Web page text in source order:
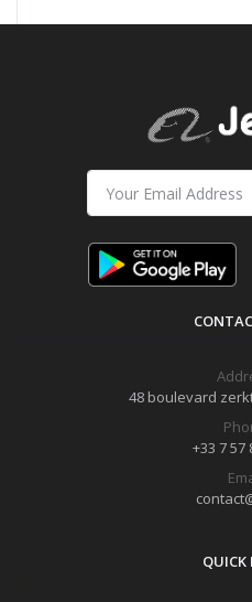
48 boulevard
+33 7 57
QUICK